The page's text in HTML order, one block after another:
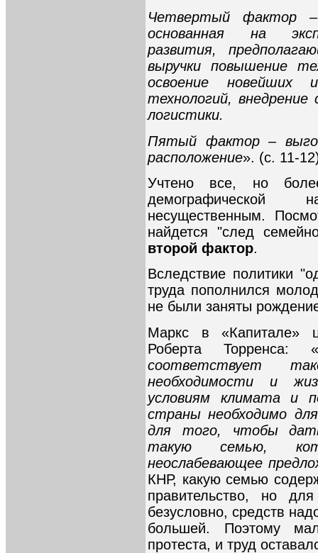
Четвертый фактор
основанная на
развития,
выручки повышение
освоение новейших
технологий,
логистики.
Пятый фактор –
расположение». (с. 11-
Учтено все, но
демографической
несущественным.
найдется "след
второй фактор.
Вследствие политики
труда пополнился
не были заняты
Маркс в «Капитале»
Роберта Торренса: «
соответствует
необходимости и
условиям климата и
страны необходимо
для того, чтобы
такую семью,
неослабевающее
КНР, какую семью
правительство, но
безусловно, средств
большей. Поэтому
протеста, и труд